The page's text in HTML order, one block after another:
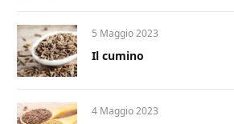
5 Maggio 2023
Il cumino
4 Maggio 2023